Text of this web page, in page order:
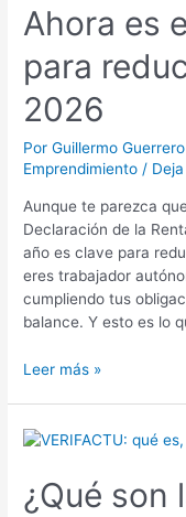
Ahora es
para
2026
PorGuillermo
Emprendimiento /
Aunque te parezca
Declaración de la
año es clave para
eres trabajador
cumpliendo tus
balance. Y esto es lo
momento
clave
para
reducir
tu
en
2026
Leer más »
¿Qué son
¿Qué
declaraciones